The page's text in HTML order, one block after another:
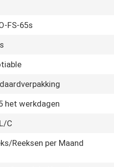
FS-65s
het werkdagen
C
Reeksen per Maand